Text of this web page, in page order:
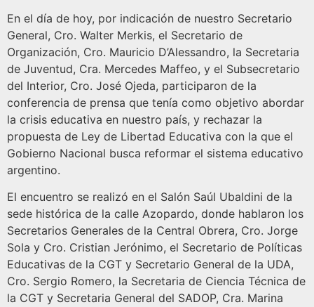
En el día de hoy, por indicación de nuestro Secretario
General, Cro. Walter Merkis, el Secretario de
Organización, Cro. Mauricio D’Alessandro, la Secretaria
de Juventud, Cra. Mercedes Maffeo, y el Subsecretario
del Interior, Cro. José Ojeda, participaron de la
conferencia de prensa que tenía como objetivo abordar
la crisis educativa en nuestro país, y rechazar la
propuesta de Ley de Libertad Educativa con la que el
Gobierno Nacional busca reformar el sistema educativo
argentino.
El encuentro se realizó en el Salón Saúl Ubaldini de la
sede histórica de la calle Azopardo, donde hablaron los
Secretarios Generales de la Central Obrera, Cro. Jorge
Sola y Cro. Cristian Jerónimo, el Secretario de Políticas
Educativas de la CGT y Secretario General de la UDA,
Cro. Sergio Romero, la Secretaria de Ciencia Técnica de
la CGT y Secretaria General del SADOP, Cra. Marina